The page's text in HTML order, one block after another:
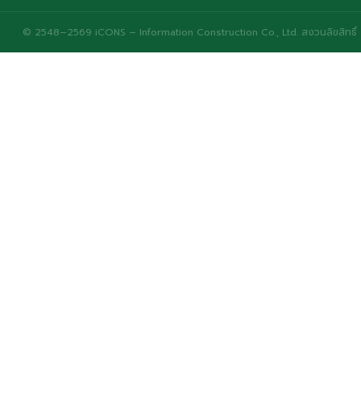
© 2548–2569 iCONS – Information Construction Co., Ltd. สงวนลิขสิทธิ์